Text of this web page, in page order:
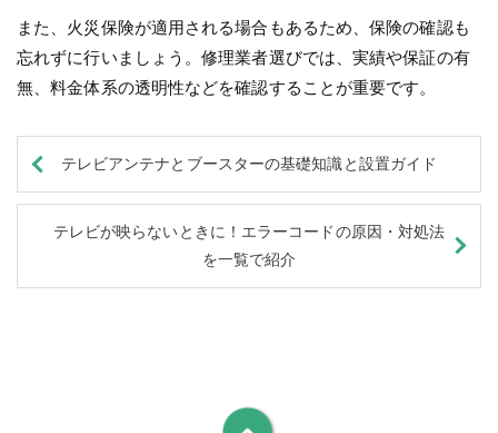
また、火災保険が適用される場合もあるため、保険の確認も
忘れずに行いましょう。修理業者選びでは、実績や保証の有
無、料金体系の透明性などを確認することが重要です。
テレビアンテナとブースターの基礎知識と設置ガイド
テレビが映らないときに！エラーコードの原因・対処法
を一覧で紹介